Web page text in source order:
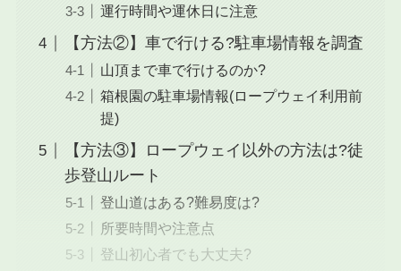
運行時間や運休日に注意
【方法②】車で行ける?駐車場情報を調査
山頂まで車で行けるのか?
箱根園の駐車場情報(ロープウェイ利用前
提)
【方法③】ロープウェイ以外の方法は?徒
歩登山ルート
登山道はある?難易度は?
所要時間や注意点
登山初心者でも大丈夫?